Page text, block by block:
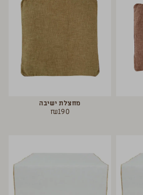
מחצלת ישיבה
₪190